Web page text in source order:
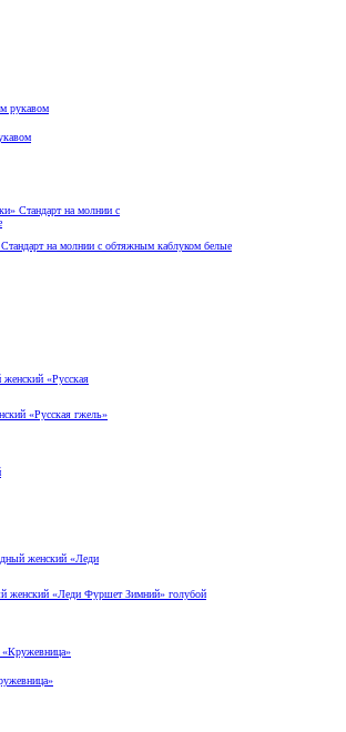
на молнии с обтяжным каблуком белые
«Русская гжель»
женский «Леди Фуршет Зимний» голубой